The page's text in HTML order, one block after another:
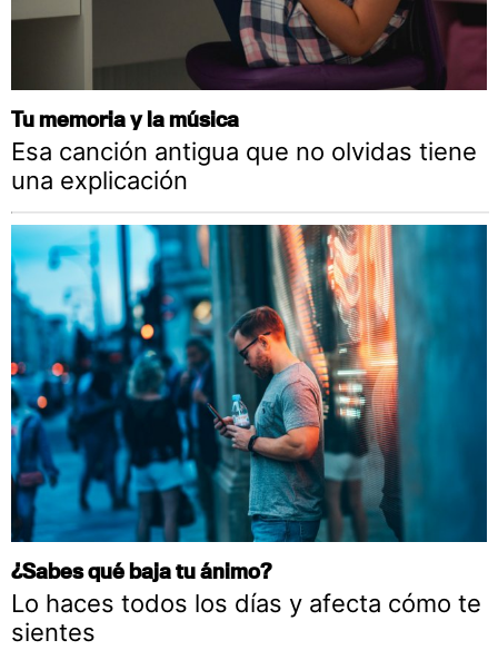
Tu memoria y la música
Esa canción antigua que no olvidas tiene
una explicación
¿Sabes qué baja tu ánimo?
Lo haces todos los días y afecta cómo te
sientes